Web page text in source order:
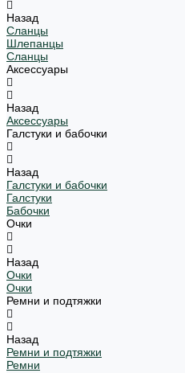
Назад
Сланцы
Шлепанцы
Сланцы
Аксессуары
Назад
Аксессуары
Галстуки и бабочки
Назад
Галстуки и бабочки
Галстуки
Бабочки
Очки
Назад
Очки
Очки
Ремни и подтяжки
Назад
Ремни и подтяжки
Ремни